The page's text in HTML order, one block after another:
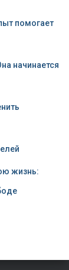
помогает
начинается
жизнь: